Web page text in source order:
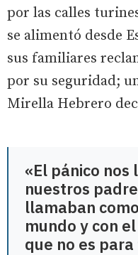
por las calles
se alimentó desde
sus familiares
por su seguridad;
Mirella Hebrero
«El pánico nos
nuestros
llamaban
mundo y con
que no es